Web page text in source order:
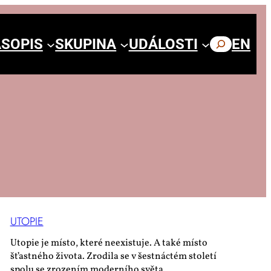
SKUPINA UDÁLOSTI HLEDAT
EN
UTO­PIE
Utopie je místo, které neexistuje. A také místo
šťastného života. Zrodila se v šestnáctém století